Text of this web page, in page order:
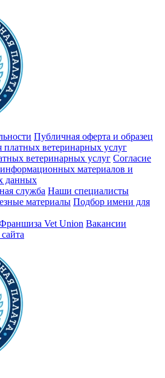
Публичная оферта и образец
платных ветеринарных услуг
ветеринарных услуг Cогласие
материалов и
данных
служба Наши специалисты
материалы Подбор имени для
Vet Union Вакансии